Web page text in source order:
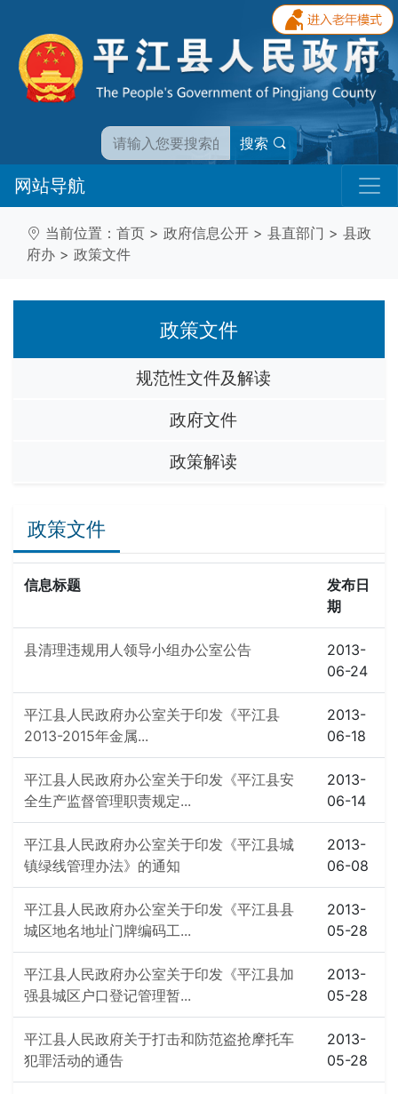
搜索
网站导航
当前位置： 首页 > 政府信息公开 > 县直部门 > 县政
府办 > 政策文件
政策文件
规范性文件及解读
政府文件
政策解读
政策文件
信息标题
发布日
期
县清理违规用人领导小组办公室公告
2013-
06-24
平江县人民政府办公室关于印发《平江县
2013-2015年金属...
2013-
06-18
平江县人民政府办公室关于印发《平江县安
全生产监督管理职责规定...
2013-
06-14
平江县人民政府办公室关于印发《平江县城
镇绿线管理办法》的通知
2013-
06-08
平江县人民政府办公室关于印发《平江县县
城区地名地址门牌编码工...
2013-
05-28
平江县人民政府办公室关于印发《平江县加
强县城区户口登记管理暂...
2013-
05-28
平江县人民政府关于打击和防范盗抢摩托车
犯罪活动的通告
2013-
05-28